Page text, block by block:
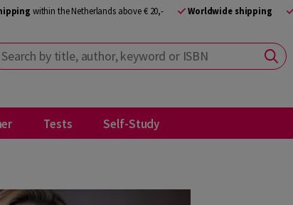
within the Netherlands above € 20,- Worldwide shipping
by title, author, keyword or ISBN
Tests Self-Study